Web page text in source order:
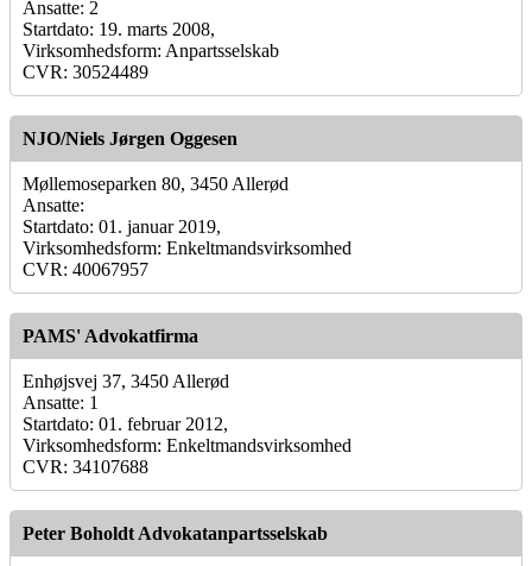
Ansatte: 2
Startdato: 19. marts 2008,
Virksomhedsform: Anpartsselskab
CVR: 30524489
NJO/Niels Jørgen Oggesen
Møllemoseparken 80, 3450 Allerød
Ansatte:
Startdato: 01. januar 2019,
Virksomhedsform: Enkeltmandsvirksomhed
CVR: 40067957
PAMS' Advokatfirma
Enhøjsvej 37, 3450 Allerød
Ansatte: 1
Startdato: 01. februar 2012,
Virksomhedsform: Enkeltmandsvirksomhed
CVR: 34107688
Peter Boholdt Advokatanpartsselskab